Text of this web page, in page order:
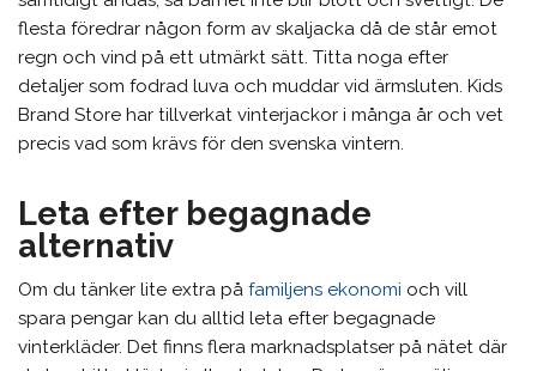
flesta föredrar någon form av skaljacka då de står emot
regn och vind på ett utmärkt sätt. Titta noga efter
detaljer som fodrad luva och muddar vid ärmsluten. Kids
Brand Store har tillverkat vinterjackor i många år och vet
precis vad som krävs för den svenska vintern.
Leta efter begagnade
alternativ
Om du tänker lite extra påfamiljens ekonomi och vill
spara pengar kan du alltid leta efter begagnade
vinterkläder. Det finns flera marknadsplatser på nätet där